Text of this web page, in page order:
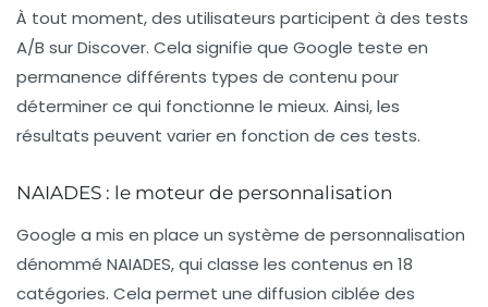
À tout moment, des utilisateurs participent à des tests
A/B sur Discover. Cela signifie que Google teste en
permanence différents types de contenu pour
déterminer ce qui fonctionne le mieux. Ainsi, les
résultats peuvent varier en fonction de ces tests.
NAIADES : le moteur de personnalisation
Google a mis en place un système de personnalisation
dénommé NAIADES, qui classe les contenus en 18
catégories. Cela permet une diffusion ciblée des